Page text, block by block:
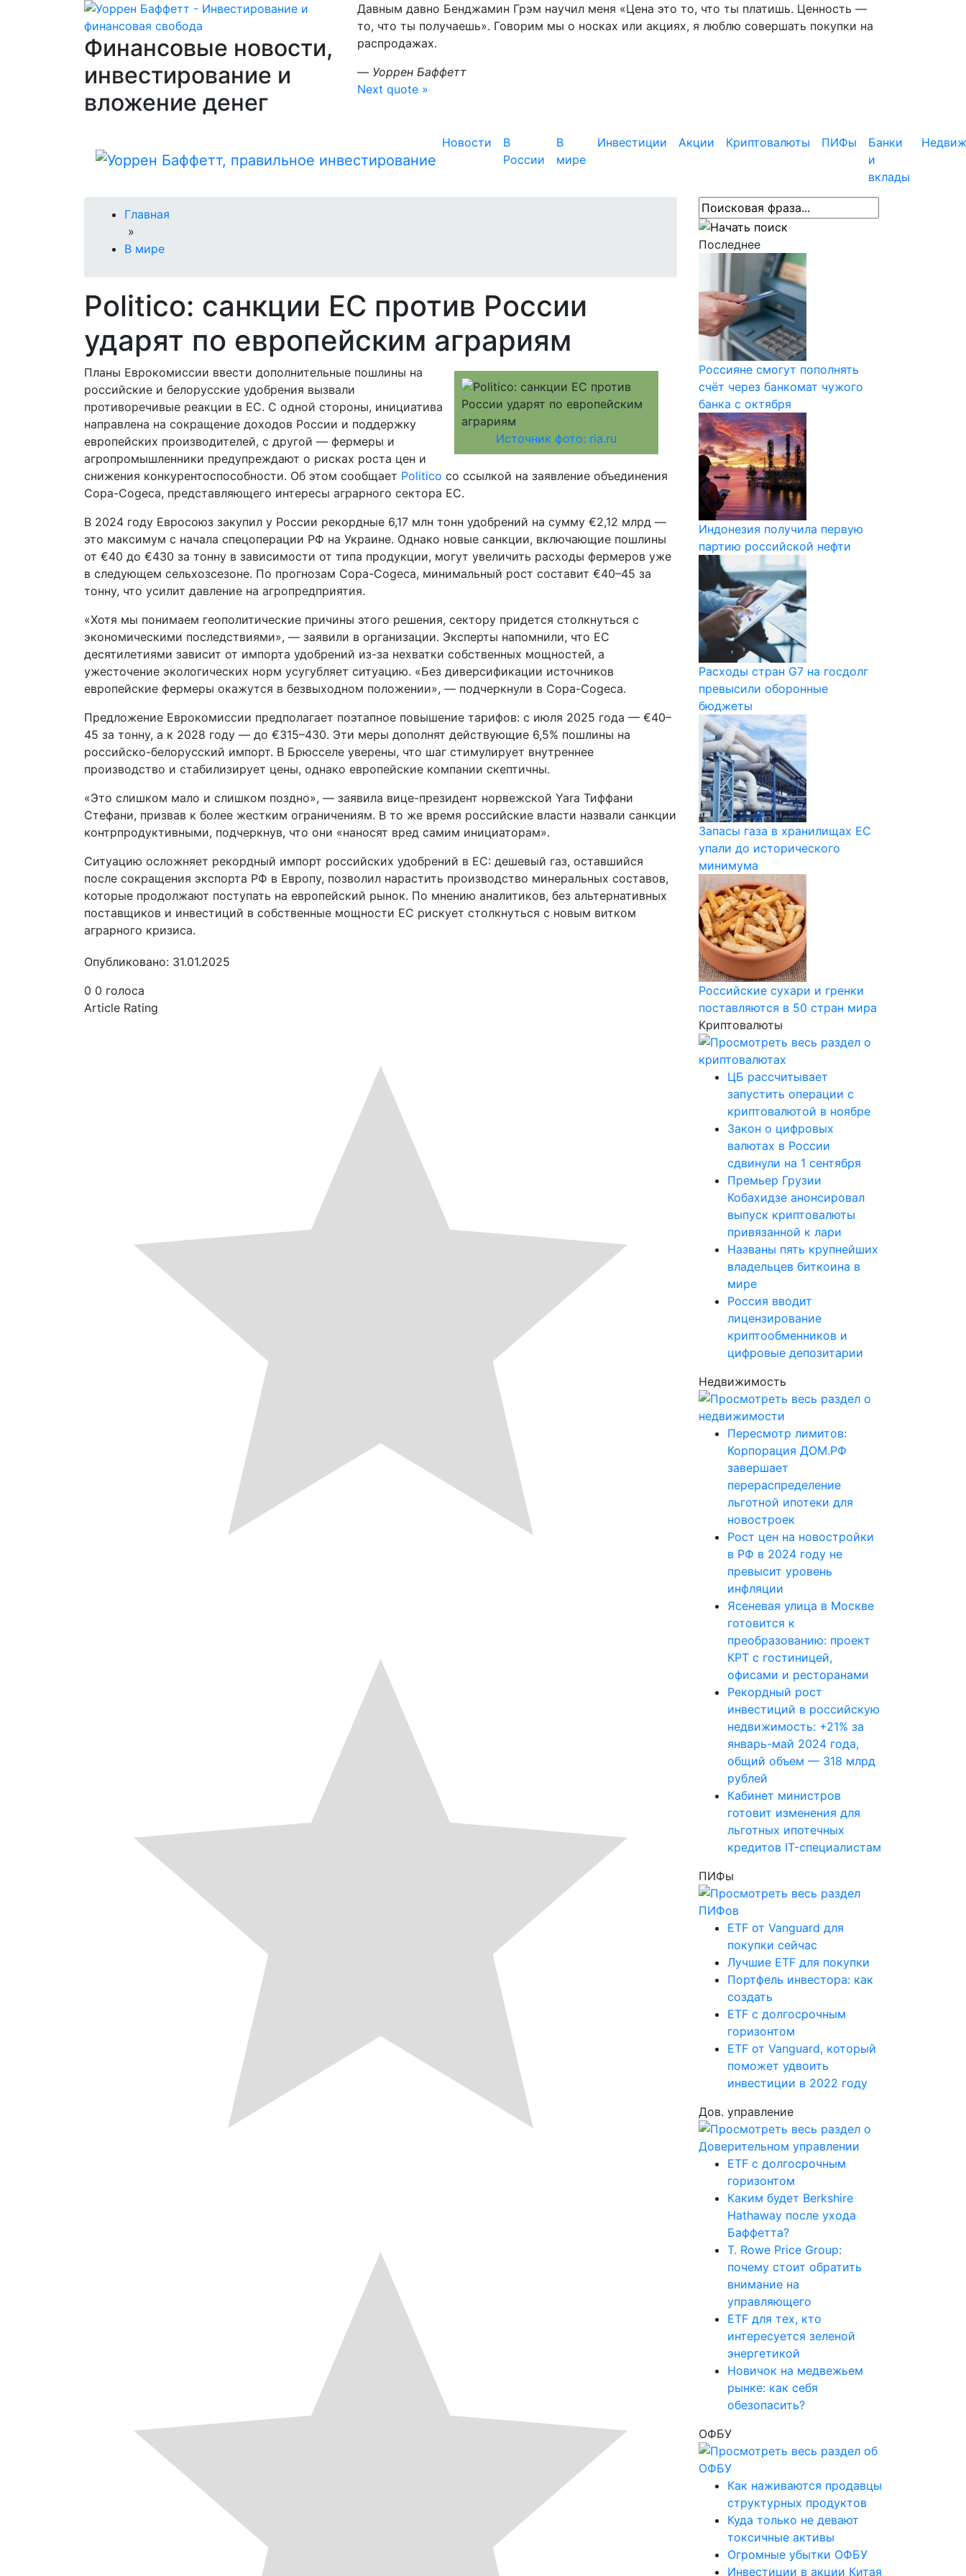
Финансовые новости,
инвестирование и
вложение денег
Давным давно Бенджамин Грэм научил меня «Цена это то, что ты платишь. Ценность —
то, что ты получаешь». Говорим мы о носках или акциях, я люблю совершать покупки на
распродажах.
— Уоррен Баффетт
Next quote »
Новости
В
России
В
мире
Инвестиции Акции Криптовалюты ПИФы
Банки
и
вклады
Главная
»
В мире
Politico: санкции ЕС против России
ударят по европейским аграриям
Источник фото: ria.ru
Планы Еврокомиссии ввести дополнительные пошлины на
российские и белорусские удобрения вызвали
противоречивые реакции в ЕС. С одной стороны, инициатива
направлена на сокращение доходов России и поддержку
европейских производителей, с другой — фермеры и
агропромышленники предупреждают о рисках роста цен и
снижения конкурентоспособности. Об этом сообщает Politico со ссылкой на заявление объединения
Copa-Cogeca, представляющего интересы аграрного сектора ЕС.
В 2024 году Евросоюз закупил у России рекордные 6,17 млн тонн удобрений на сумму €2,12 млрд —
это максимум с начала спецоперации РФ на Украине. Однако новые санкции, включающие пошлины
от €40 до €430 за тонну в зависимости от типа продукции, могут увеличить расходы фермеров уже
в следующем сельхозсезоне. По прогнозам Copa-Cogeca, минимальный рост составит €40–45 за
тонну, что усилит давление на агропредприятия.
«Хотя мы понимаем геополитические причины этого решения, сектору придется столкнуться с
экономическими последствиями», — заявили в организации. Эксперты напомнили, что ЕС
десятилетиями зависит от импорта удобрений из-за нехватки собственных мощностей, а
ужесточение экологических норм усугубляет ситуацию. «Без диверсификации источников
европейские фермеры окажутся в безвыходном положении», — подчеркнули в Copa-Cogeca.
Предложение Еврокомиссии предполагает поэтапное повышение тарифов: с июля 2025 года — €40–
45 за тонну, а к 2028 году — до €315–430. Эти меры дополнят действующие 6,5% пошлины на
российско-белорусский импорт. В Брюсселе уверены, что шаг стимулирует внутреннее
производство и стабилизирует цены, однако европейские компании скептичны.
«Это слишком мало и слишком поздно», — заявила вице-президент норвежской Yara Тиффани
Стефани, призвав к более жестким ограничениям. В то же время российские власти назвали санкции
контрпродуктивными, подчеркнув, что они «наносят вред самим инициаторам».
Ситуацию осложняет рекордный импорт российских удобрений в ЕС: дешевый газ, оставшийся
после сокращения экспорта РФ в Европу, позволил нарастить производство минеральных составов,
которые продолжают поступать на европейский рынок. По мнению аналитиков, без альтернативных
поставщиков и инвестиций в собственные мощности ЕС рискует столкнуться с новым витком
аграрного кризиса.
Опубликовано: 31.01.2025
0 0 голоса
Article Rating
Последнее
Россияне смогут пополнять
счёт через банкомат чужого
банка с октября
Индонезия получила первую
партию российской нефти
Расходы стран G7 на госдолг
превысили оборонные
бюджеты
Запасы газа в хранилищах ЕС
упали до исторического
минимума
Российские сухари и гренки
поставляются в 50 стран мира
Криптовалюты
ЦБ рассчитывает
запустить операции с
криптовалютой в ноябре
Закон о цифровых
валютах в России
сдвинули на 1 сентября
Премьер Грузии
Кобахидзе анонсировал
выпуск криптовалюты
привязанной к лари
Названы пять крупнейших
владельцев биткоина в
мире
Россия вводит
лицензирование
криптообменников и
цифровые депозитарии
Недвижимость
Пересмотр лимитов:
Корпорация ДОМ.РФ
завершает
перераспределение
льготной ипотеки для
новостроек
Рост цен на новостройки
в РФ в 2024 году не
превысит уровень
инфляции
Ясеневая улица в Москве
готовится к
преобразованию: проект
КРТ с гостиницей,
офисами и ресторанами
Рекордный рост
инвестиций в российскую
недвижимость: +21% за
январь-май 2024 года,
общий объем — 318 млрд
рублей
Кабинет министров
готовит изменения для
льготных ипотечных
кредитов IT-специалистам
ПИФы
ETF от Vanguard для
покупки сейчас
Лучшие ETF для покупки
Портфель инвестора: как
создать
ETF с долгосрочным
горизонтом
ETF от Vanguard, который
поможет удвоить
инвестиции в 2022 году
Дов. управление
ETF с долгосрочным
горизонтом
Каким будет Berkshire
Hathaway после ухода
Баффетта?
T. Rowe Price Group:
почему стоит обратить
внимание на
управляющего
ETF для тех, кто
интересуется зеленой
энергетикой
Новичок на медвежьем
рынке: как себя
обезопасить?
ОФБУ
Как наживаются продавцы
структурных продуктов
Куда только не девают
токсичные активы
Огромные убытки ОФБУ
Инвестиции в акции Китая